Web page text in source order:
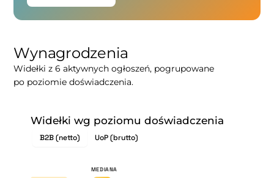
Wynagrodzenia
Widełki z 6 aktywnych ogłoszeń, pogrupowane
po poziomie doświadczenia.
Widełki wg poziomu doświadczenia
B2B (netto) UoP (brutto)